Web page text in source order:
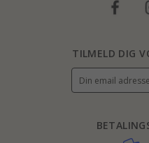
TILMELD DIG